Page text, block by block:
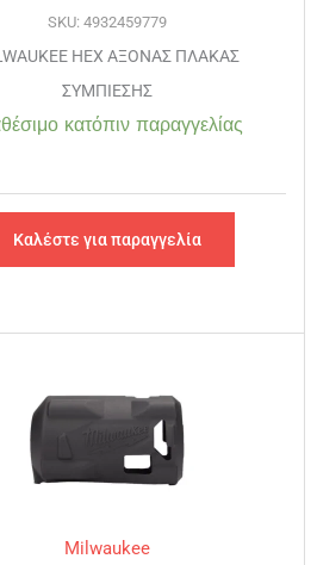
SKU: 4932459779
HEX ΑΞΟΝΑΣ ΠΛΑΚΑΣ
ΣΥΜΠΙΕΣΗΣ
κατόπιν παραγγελίας
Καλέστε για παραγγελία
Milwaukee